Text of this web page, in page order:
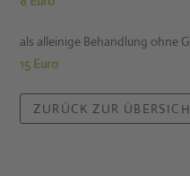
als alleinige Behandlung ohne
15 Euro